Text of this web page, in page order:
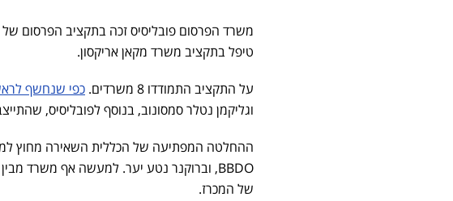
משרד הפרסום פובליסיסזכה בתקציב הפרסום של
טיפל בתקציב משרד מקאן אריקסון.
על התקציב התמודדו 8 משרדים. כפי שנחשף
וגליקמן נטלר סמסונוב, בנוסף לפובליסיס,
ההחלטה המפתיעה של הכללית השאירה מחוץ
BBDO, וברוקנר נטע יער. למעשה אף משרד מבין
של המכרז.